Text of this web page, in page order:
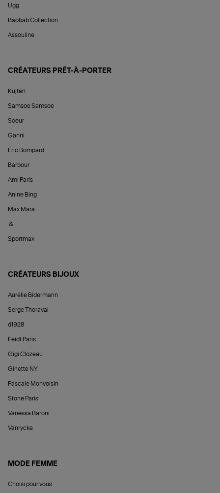
Ugg
Baobab Collection
Assouline
CRÉATEURS PRÊT-À-PORTER
Kujten
Samsoe Samsoe
Soeur
Ganni
Éric Bompard
Barbour
Ami Paris
Anine Bing
Max Mara
&
Sportmax
CRÉATEURS BIJOUX
Aurélie Bidermann
Serge Thoraval
d1928
Feidt Paris
Gigi Clozeau
Ginette NY
Pascale Monvoisin
Stone Paris
Vanessa Baroni
Vanrycke
MODE FEMME
Choisi pour vous